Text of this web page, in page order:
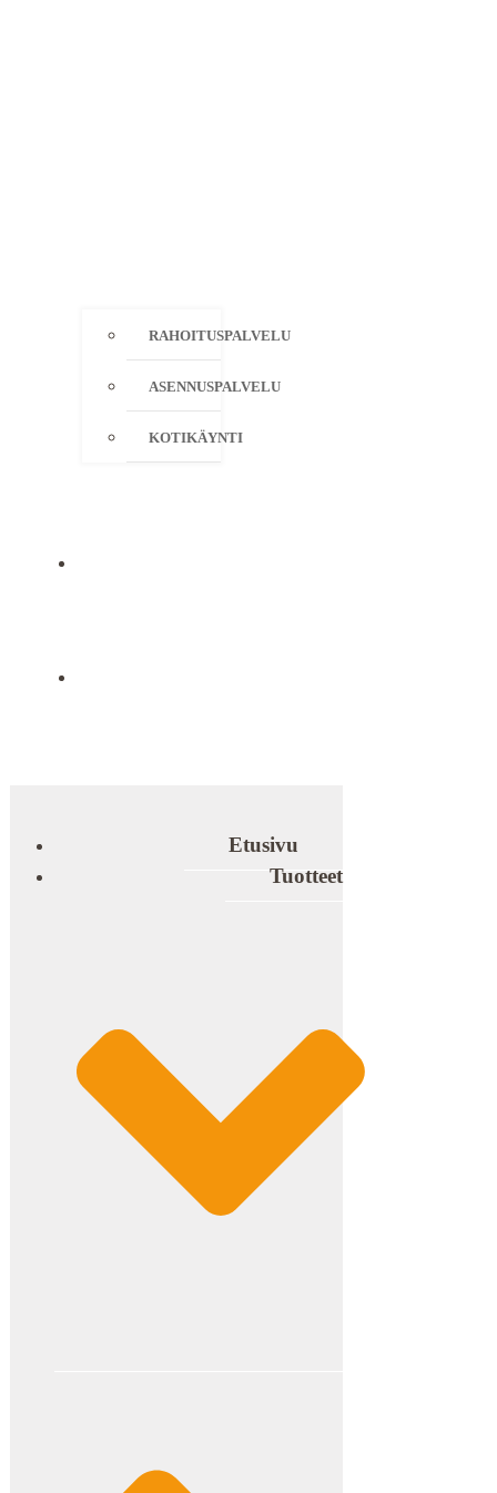
RAHOITUSPALVELU
ASENNUSPALVELU
KOTIKÄYNTI
Etusivu
Tuotteet